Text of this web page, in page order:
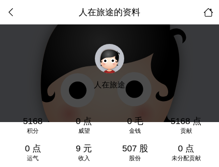
人在旅途的资料
人在旅途
5168
积分
0 点
威望
0 毛
金钱
5168 点
贡献
0 点
运气
9 元
收入
507 股
股份
0 点
未分配贡献